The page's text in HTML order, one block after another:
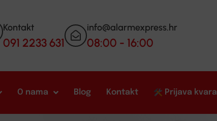
Kontakt
091 2233 631
info@alarmexpress.hr
08:00 - 16:00
O nama Blog Kontakt Prijava kvara